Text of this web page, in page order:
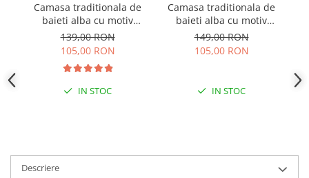
Camasa traditionala de
baieti alba cu motiv
geometric albastru Luca
01
139,00 RON
105,00 RON
IN STOC
Camasa traditionala de
baieti alba cu motiv
geometric albastru
Flavius 01
149,00 RON
105,00 RON
IN STOC
Descriere